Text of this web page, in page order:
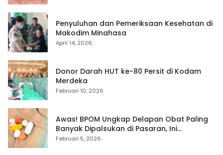
Penyuluhan dan Pemeriksaan Kesehatan di
Makodim Minahasa
April 14, 2026
Donor Darah HUT ke-80 Persit di Kodam
Merdeka
Februari 10, 2026
Awas! BPOM Ungkap Delapan Obat Paling
Banyak Dipalsukan di Pasaran, Ini
Daftarnya
Februari 5, 2026